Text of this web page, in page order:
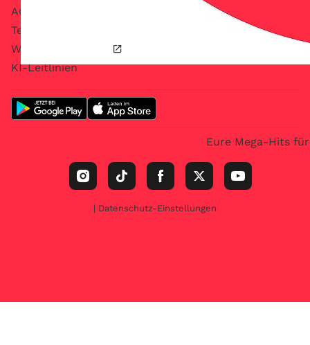
Eure Mega-Hits
AGB
Teilnahmebedingungen
Werbung schalten
KI-Leitlinien
| Datenschutz-Einstellungen